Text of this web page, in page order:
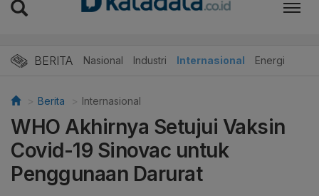
BERITA Nasional Industri Internasional Energi
Berita Internasional
WHO Akhirnya Setujui Vaksin
Covid-19 Sinovac untuk
Penggunaan Darurat